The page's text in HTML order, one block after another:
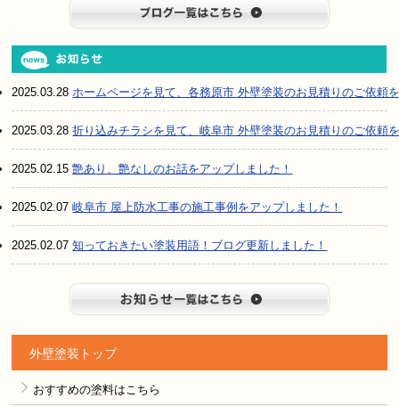
2025.03.28ホームページを見て、各務原市 外壁塗装のお見積りのご依頼
2025.03.28折り込みチラシを見て、岐阜市 外壁塗装のお見積りのご依頼
2025.02.15艶あり、艶なしのお話をアップしました！
2025.02.07岐阜市 屋上防水工事の施工事例をアップしました！
2025.02.07知っておきたい塗装用語！ブログ更新しました！
外壁塗装トップ
おすすめの塗料はこちら